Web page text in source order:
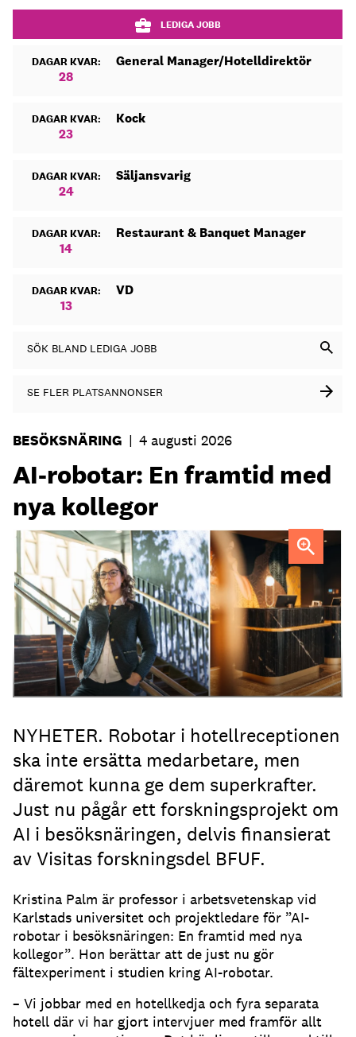
LEDIGA JOBB
DAGAR KVAR:
28
General Manager/Hotelldirektör
DAGAR KVAR:
23
Kock
DAGAR KVAR:
24
Säljansvarig
DAGAR KVAR:
14
Restaurant & Banquet Manager
DAGAR KVAR:
13
VD
SÖK BLAND LEDIGA JOBB
SE FLER PLATSANNONSER
BESÖKSNÄRING | 4 augusti 2026
AI-robotar: En framtid med
nya kollegor
Professor Kristina Palm FOTO: Theresia Viska FOTO:
Dylan Calluy / Unsplash
NYHETER. Robotar i hotellreceptionen
ska inte ersätta medarbetare, men
däremot kunna ge dem superkrafter.
Just nu pågår ett forskningsprojekt om
AI i besöksnäringen, delvis finansierat
av Visitas forskningsdel BFUF.
Kristina Palm är professor i arbetsvetenskap vid
Karlstads universitet och projektledare för ”AI-
robotar i besöksnäringen: En framtid med nya
kollegor”. Hon berättar att de just nu gör
fältexperiment i studien kring AI-robotar.
– Vi jobbar med en hotellkedja och fyra separata
hotell där vi har gjort intervjuer med framför allt